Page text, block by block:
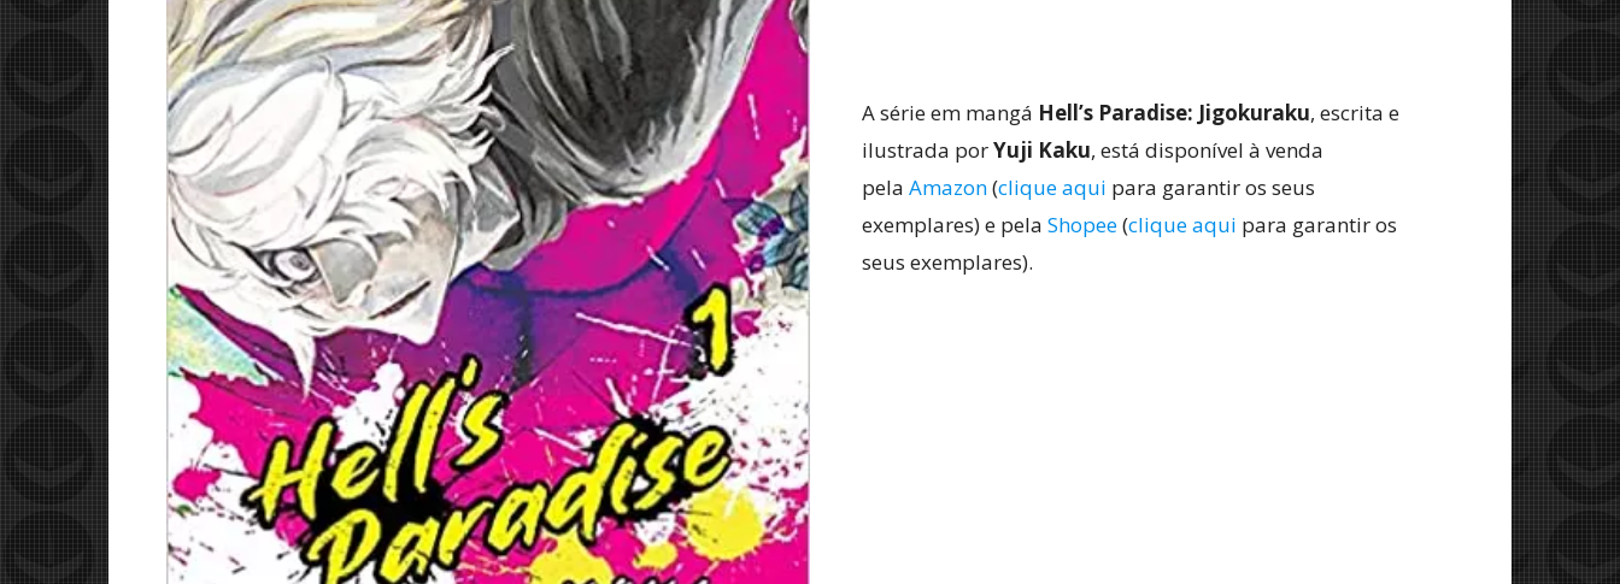
A série em mangá Hell’s Paradise: Jigokuraku, escrita e
ilustrada porYuji Kaku, está disponível à venda
pela Amazon(clique aqui para garantir os seus
exemplares) e pela Shopee(clique aqui para garantir os
seus exemplares).